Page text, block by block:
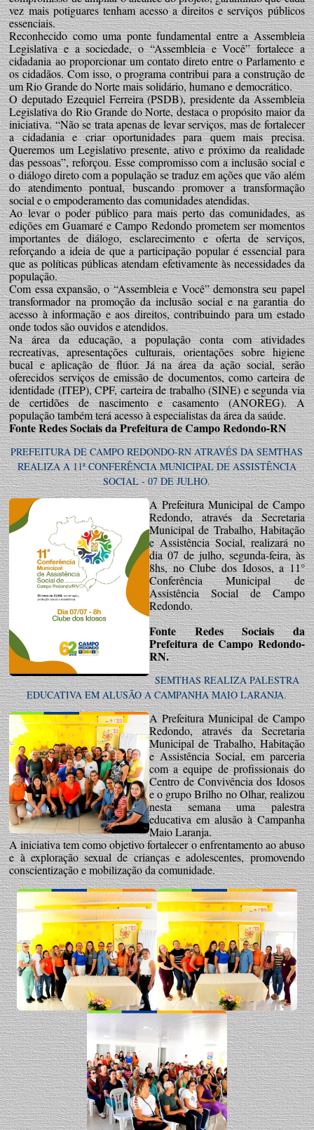
vez mais potiguares tenham acesso a direitos e serviços públicos
essenciais.
Reconhecido como uma ponte fundamental entre a Assembleia
Legislativa e a sociedade, o “Assembleia e Você” fortalece a
cidadania ao proporcionar um contato direto entre o Parlamento e
os cidadãos. Com isso, o programa contribui para a construção de
um Rio Grande do Norte mais solidário, humano e democrático.
O deputado Ezequiel Ferreira (PSDB), presidente da Assembleia
Legislativa do Rio Grande do Norte, destaca o propósito maior da
iniciativa. “Não se trata apenas de levar serviços, mas de fortalecer
a cidadania e criar oportunidades para quem mais precisa.
Queremos um Legislativo presente, ativo e próximo da realidade
das pessoas”, reforçou. Esse compromisso com a inclusão social e
o diálogo direto com a população se traduz em ações que vão além
do atendimento pontual, buscando promover a transformação
social e o empoderamento das comunidades atendidas.
Ao levar o poder público para mais perto das comunidades, as
edições em Guamaré e Campo Redondo prometem ser momentos
importantes de diálogo, esclarecimento e oferta de serviços,
reforçando a ideia de que a participação popular é essencial para
que as políticas públicas atendam efetivamente às necessidades da
população.
Com essa expansão, o “Assembleia e Você” demonstra seu papel
transformador na promoção da inclusão social e na garantia do
acesso à informação e aos direitos, contribuindo para um estado
onde todos são ouvidos e atendidos.
Na área da educação, a população conta com atividades
recreativas, apresentações culturais, orientações sobre higiene
bucal e aplicação de flúor. Já na área da ação social, serão
oferecidos serviços de emissão de documentos, como carteira de
identidade (ITEP), CPF, carteira de trabalho (SINE) e segunda via
de certidões de nascimento e casamento (ANOREG). A
população também terá acesso à especialistas da área da saúde.
Fonte Redes Sociais da Prefeitura de Campo Redondo-RN
PREFEITURA DE CAMPO REDONDO-RN ATRAVÉS DA SEMTHAS
REALIZA A 11ª CONFERÊNCIA MUNICIPAL DE ASSISTÊNCIA
SOCIAL - 07 DE JULHO.
A Prefeitura Municipal de Campo
Redondo, através da Secretaria
Municipal de Trabalho, Habitação
e Assistência Social, realizará no
dia 07 de julho, segunda-feira, às
8hs, no Clube dos Idosos, a 11°
Conferência Municipal de
Assistência Social de Campo
Redondo.
Fonte Redes Sociais da
Prefeitura de Campo Redondo-
RN.
SEMTHAS REALIZA PALESTRA
EDUCATIVA EM ALUSÃO A CAMPANHA MAIO LARANJA.
A Prefeitura Municipal de Campo
Redondo, através da Secretaria
Municipal de Trabalho, Habitação
e Assistência Social, em parceria
com a equipe de profissionais do
Centro de Convivência dos Idosos
e o grupo Brilho no Olhar, realizou
nesta semana uma palestra
educativa em alusão à Campanha
Maio Laranja.
A iniciativa tem como objetivo fortalecer o enfrentamento ao abuso
e à exploração sexual de crianças e adolescentes, promovendo
conscientização e mobilização da comunidade.